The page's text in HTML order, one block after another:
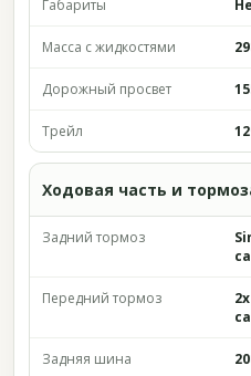
Габариты
Масса с жидкостями
Дорожный просвет
Трейл
Ходовая часть и
Задний тормоз
Передний тормоз
Задняя шина